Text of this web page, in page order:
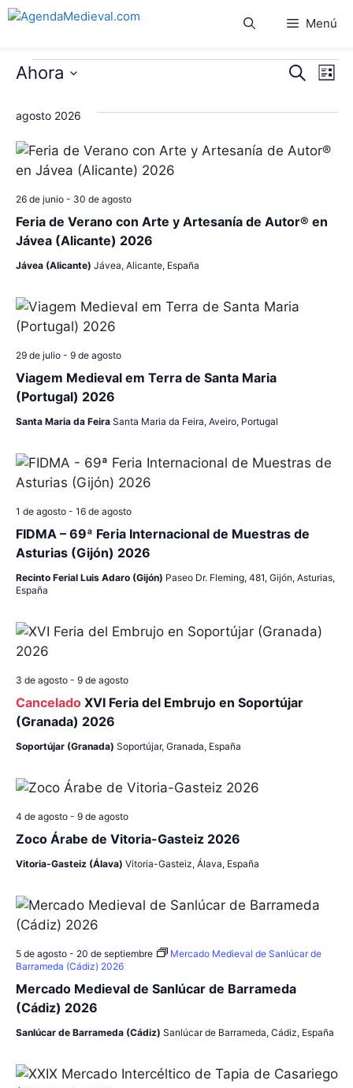
Saltar
Menú
Eventos
N
a
v
g
i
b
s
q
e
a
a
e
E
v
B
r
N
e
c
t
e
L
s
a
Ahora
e
e
c
c
i
o
a
a
f
e
c
h
.
agosto 2026
Feria de Verano con Arte y Artesanía de Autor® en
Jávea (Alicante) 2026
26 de junio- 30 de agosto
Jávea (Alicante) Jávea, Alicante, España
Viagem Medieval em Terra de Santa Maria
(Portugal) 2026
29 de julio- 9 de agosto
Santa Maria da Feira Santa Maria da Feira, Aveiro, Portugal
FIDMA – 69ª Feria Internacional de Muestras de
Asturias (Gijón) 2026
1 de agosto- 16 de agosto
Recinto Ferial Luis Adaro (Gijón) Paseo Dr. Fleming, 481, Gijón, Asturias,
España
Cancelado XVI Feria del Embrujo en Soportújar
(Granada) 2026
3 de agosto- 9 de agosto
Soportújar (Granada) Soportújar, Granada, España
Zoco Árabe de Vitoria-Gasteiz 2026
4 de agosto- 9 de agosto
Vitoria-Gasteiz (Álava) Vitoria-Gasteiz, Álava, España
Mercado Medieval de Sanlúcar de Barrameda
(Cádiz) 2026
5 de agosto- 20 de septiembre
Mercado Medieval de Sanlúcar de
Barrameda (Cádiz) 2026
Sanlúcar de Barrameda (Cádiz) Sanlúcar de Barrameda, Cádiz, España